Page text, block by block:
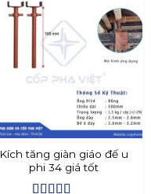
Kích tăng giàn giáo đế u
phi 34 giá tốt